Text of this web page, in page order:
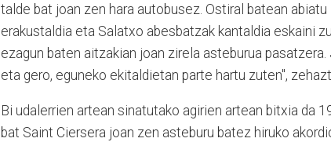
talde bat joan zen hara autobusez. Ostiral batean
erakustaldia eta Salatxo abesbatzak kantaldia eskaini
ezagun baten aitzakian joan zirela asteburua
eta gero, eguneko ekitaldietan parte hartu zuten",
Bi udalerrien artean sinatutako agirien artean bitxia da
bat Saint Ciersera joan zen asteburu batez hiruko